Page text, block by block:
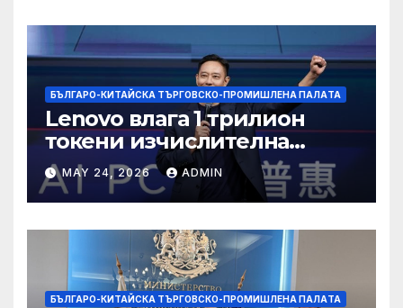
БЪЛГАРО-КИТАЙСКА ТЪРГОВСКО-ПРОМИШЛЕНА ПАЛAТА
Lenovo влага 1 трилион
токени изчислителна
мощност в AI екосистемата
MAY 24, 2026 ADMIN
БЪЛГАРО-КИТАЙСКА ТЪРГОВСКО-ПРОМИШЛЕНА ПАЛAТА